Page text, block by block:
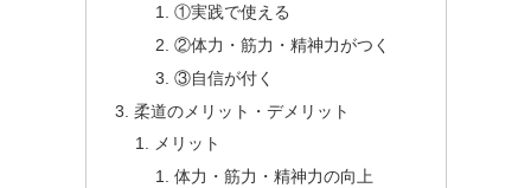
①実践で使える
②体力・筋力・精神力がつく
③自信が付く
柔道のメリット・デメリット
メリット
体力・筋力・精神力の向上